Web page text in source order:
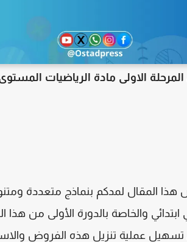
الاولى مادة الرياضيات المستوى
المقال لمدكم بنماذج متعددة
ابتدائي والخاصة بالدورة الأولى من
تسهيل عملية تنزيل هذه الفروض